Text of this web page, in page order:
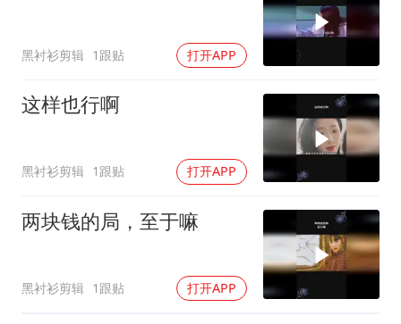
夯实基础开新局
黑衬衫剪辑 1跟贴 打开APP
这样也行啊
黑衬衫剪辑 1跟贴 打开APP
两块钱的局，至于嘛
黑衬衫剪辑 1跟贴 打开APP